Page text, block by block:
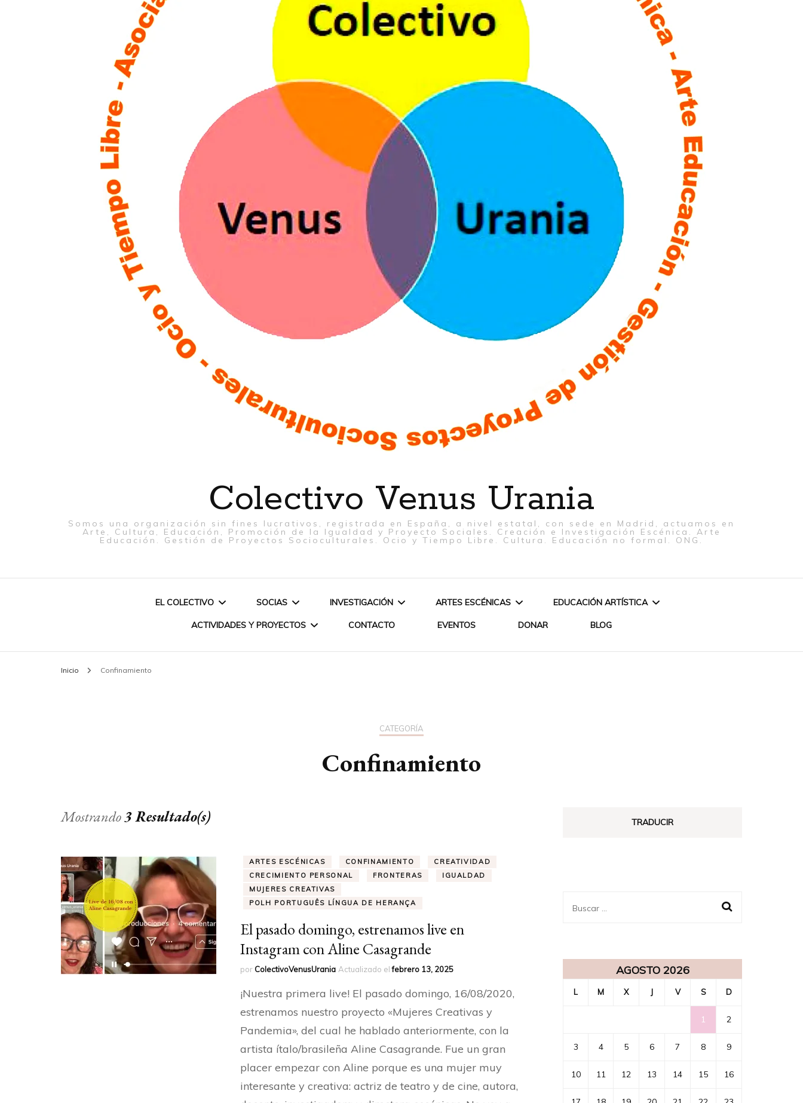
Elisa Mayo – Socia
Colectivo Venus Urania
Somos una organización sin fines lucrativos, registrada en España, a nivel estatal, con sede en Madrid, actuamos en
Arte, Cultura, Educación, Promoción de la Igualdad y Proyecto Sociales. Creación e Investigación Escénica. Arte
Educación. Gestión de Proyectos Socioculturales. Ocio y Tiempo Libre. Cultura. Educación no formal. ONG.
EL COLECTIVO SOCIAS
DE HONOR
ELISA MAYO – SOCIA
INVESTIGACIÓN ARTES ESCÉNICAS EDUCACIÓN ARTÍSTICA
ACTIVIDADES Y PROYECTOS CONTACTO EVENTOS DONAR BLOG
Inicio Confinamiento
CATEGORÍA
Confinamiento
Mostrando3 Resultado(s)
ARTES ESCÉNICAS CONFINAMIENTO
CREATIVIDAD
CRECIMIENTO PERSONAL
FRONTERAS
IGUALDAD
MUJERES CREATIVAS
POLH PORTUGUÊS LÍNGUA DE HERANÇA
El pasado domingo, estrenamos live en
Instagram con Aline Casagrande
porColectivoVenusUrania Actualizado elfebrero 13, 2025
¡Nuestra primera live! El pasado domingo, 16/08/2020,
estrenamos nuestro proyecto «Mujeres Creativas y
Pandemia», del cual he hablado anteriormente, con la
artista ítalo/brasileña Aline Casagrande. Fue un gran
placer empezar con Aline porque es una mujer muy
interesante y creativa: actriz de teatro y de cine, autora,
TRADUCIR
Buscar:
AGOSTO 2026
L M X J V S D
1 2
3 4 5 6 7 8 9
10 11 12 13 14 15 16